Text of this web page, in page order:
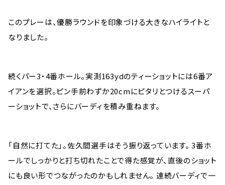
このプレーは、優勝ラウンドを印象づける大きなハイライトと
なりました。
続くパー3・4番ホール。実測163ydのティーショットには6番ア
イアンを選択。ピン手前わずか20cmにピタリとつけるスーパ
ーショットで、さらにバーディを積み重ねます。
「自然に打てた」。佐久間選手はそう振り返っています。 3番ホ
ールでしっかりと打ち切れたことで得た感覚が、直後のショット
にも良い形でつながったのかもしれません。 連続バーディで一